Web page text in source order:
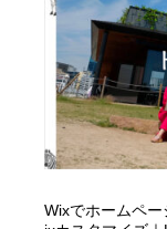
Wixでホームペ